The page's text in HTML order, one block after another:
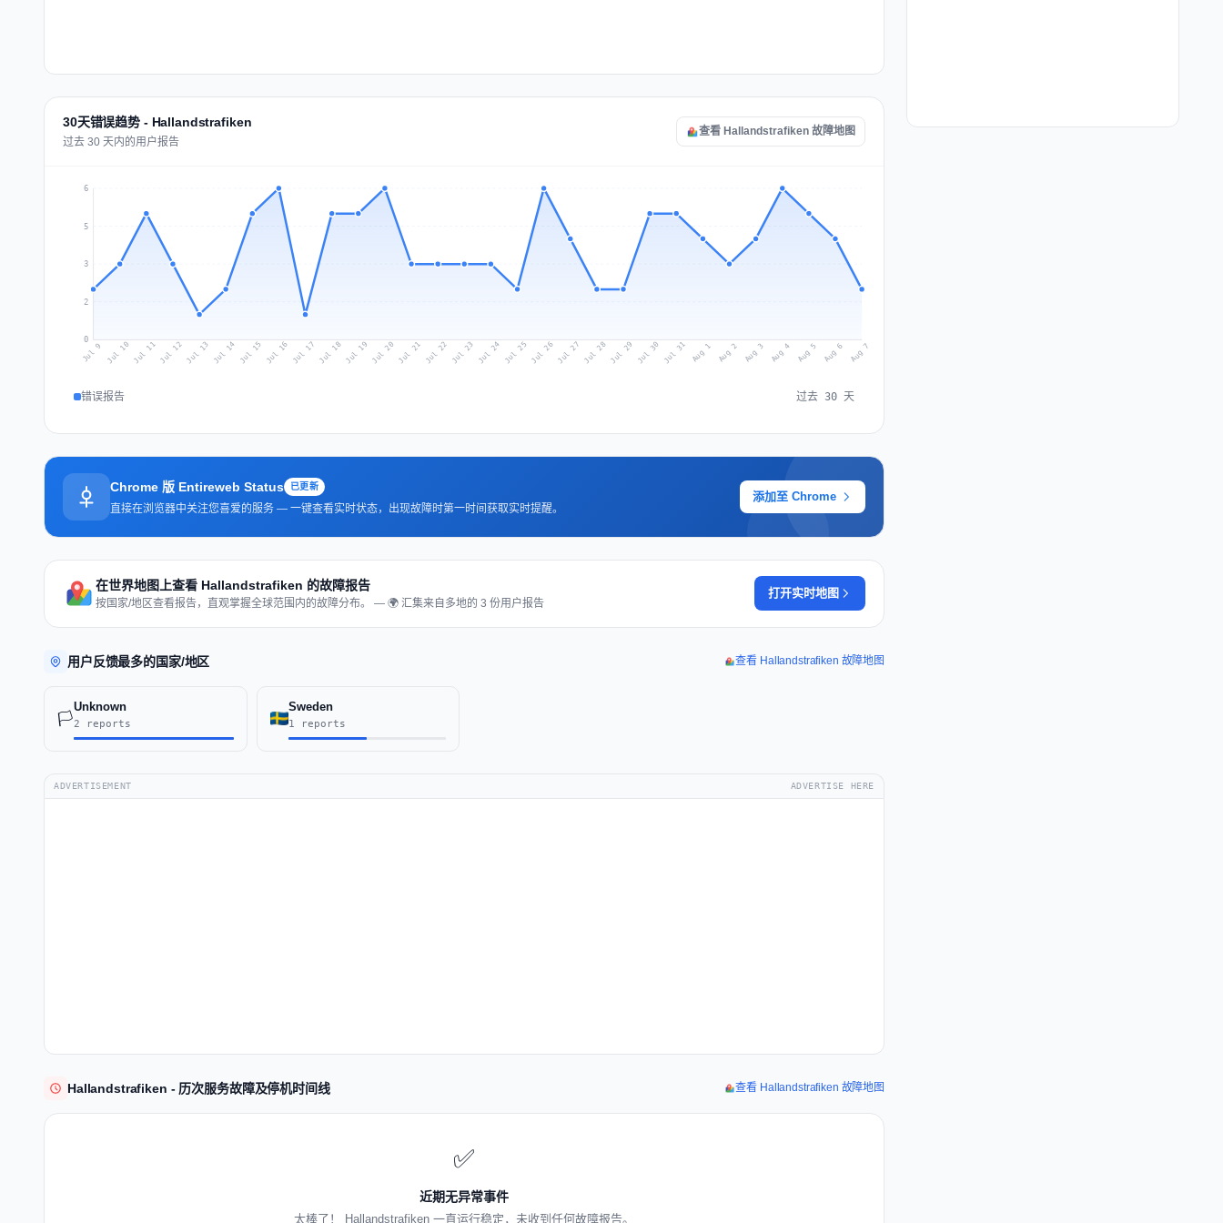
30天错误趋势 - Hallandstrafiken
过去 30 天内的用户报告
查看 Hallandstrafiken 故障地图
0
2
3
5
6
Jul 9 Jul 10 Jul 11Jul 12Jul 13 Jul 14 Jul 15 Jul 16 Jul 17 Jul 18Jul 19 Jul 20 Jul 21 Jul 22 Jul 23 Jul 24 Jul 25 Jul 26Jul 27 Jul 28Jul 29 Jul 30 Jul 31 Aug 1 Aug 2 Aug 3 Aug 4 Aug 5 Aug 6 Aug 7
错误报告 过去 30 天
Chrome 版 Entireweb Status 已更新
直接在浏览器中关注您喜爱的服务 — 一键查看实时状态，出现故障时第一时间获取实时提醒。
添加至 Chrome
在世界地图上查看 Hallandstrafiken 的故障报告
按国家/地区查看报告，直观掌握全球范围内的故障分布。 — 🌍 汇集来自多地的 3 份用户报告
打开实时地图
用户反馈最多的国家/地区 查看 Hallandstrafiken 故障地图
🏳️
Unknown
2 reports
Sweden
1 reports
ADVERTISEMENT ADVERTISE HERE
Hallandstrafiken - 历次服务故障及停机时间线 查看 Hallandstrafiken 故障地图
✅
近期无异常事件
太棒了！ Hallandstrafiken 一直运行稳定，未收到任何故障报告。